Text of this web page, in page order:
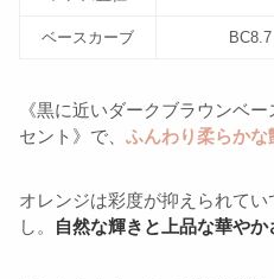
ベースカーブ BC8.7
《黒に近いダークブラウンベ
セント》で、 ふんわり柔らかな
オレンジは彩度が抑えられて
し。
自然な輝きと上品な華やか